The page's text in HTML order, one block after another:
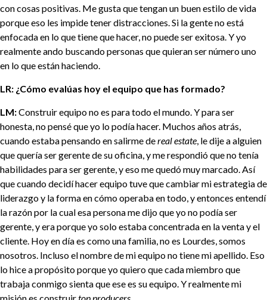
con cosas positivas. Me gusta que tengan un buen estilo de vida
porque eso les impide tener distracciones. Si la gente no está
enfocada en lo que tiene que hacer, no puede ser exitosa. Y yo
realmente ando buscando personas que quieran ser número uno
en lo que están haciendo.
LR: ¿Cómo evalúas hoy el equipo que has formado?
LM:Construir equipo no es para todo el mundo. Y para ser
honesta, no pensé que yo lo podía hacer. Muchos años atrás,
cuando estaba pensando en salirme dereal estate, le dije a alguien
que quería ser gerente de su oficina, y me respondió que no tenía
habilidades para ser gerente, y eso me quedó muy marcado. Así
que cuando decidí hacer equipo tuve que cambiar mi estrategia de
liderazgo y la forma en cómo operaba en todo, y entonces entendí
la razón por la cual esa persona me dijo que yo no podía ser
gerente, y era porque yo solo estaba concentrada en la venta y el
cliente. Hoy en día es como una familia, no es Lourdes, somos
nosotros. Incluso el nombre de mi equipo no tiene mi apellido. Eso
lo hice a propósito porque yo quiero que cada miembro que
trabaja conmigo sienta que ese es su equipo. Y realmente mi